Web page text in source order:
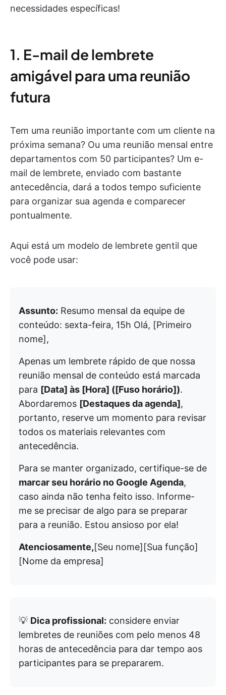
necessidades específicas!
1. E-mail de lembrete
amigável para uma reunião
futura
Tem uma reunião importante com um cliente na
próxima semana? Ou uma reunião mensal entre
departamentos com 50 participantes? Um e-
mail de lembrete, enviado com bastante
antecedência, dará a todos tempo suficiente
para organizar sua agenda e comparecer
pontualmente.
Aqui está um modelo de lembrete gentil que
você pode usar:
Assunto: Resumo mensal da equipe de
conteúdo: sexta-feira, 15h Olá, [Primeiro
nome],
Apenas um lembrete rápido de que nossa
reunião mensal de conteúdo está marcada
para [Data] às [Hora] ([Fuso horário]).
Abordaremos [Destaques da agenda],
portanto, reserve um momento para revisar
todos os materiais relevantes com
antecedência.
Para se manter organizado, certifique-se de
marcar seu horário no Google Agenda,
caso ainda não tenha feito isso. Informe-
me se precisar de algo para se preparar
para a reunião. Estou ansioso por ela!
Atenciosamente,[Seu nome][Sua função]
[Nome da empresa]
💡 Dica profissional: considere enviar
lembretes de reuniões com pelo menos 48
horas de antecedência para dar tempo aos
participantes para se prepararem.